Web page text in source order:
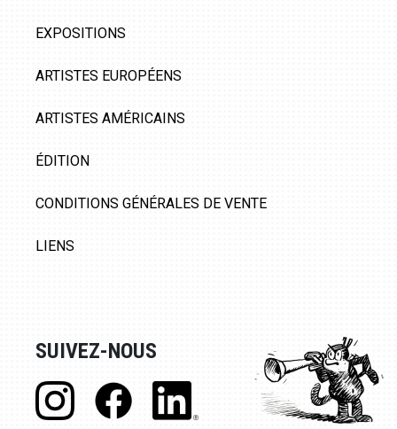
EXPOSITIONS
ARTISTES EUROPÉENS
ARTISTES AMÉRICAINS
ÉDITION
CONDITIONS GÉNÉRALES DE VENTE
LIENS
SUIVEZ-NOUS